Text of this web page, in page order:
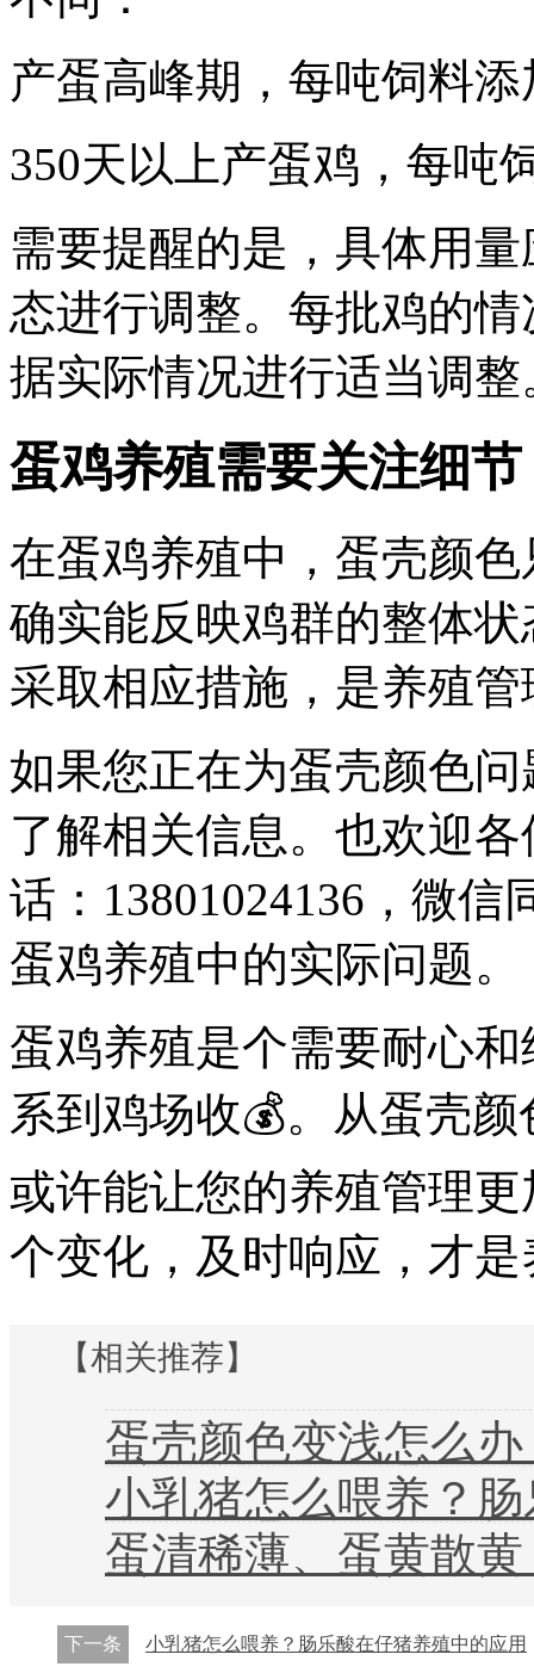
产蛋高峰期，每吨饲料
350天以上产蛋鸡，每吨
需要提醒的是，具体用
态进行调整。每批鸡的
据实际情况进行适当调
蛋鸡养殖需要关注细节
在蛋鸡养殖中，蛋壳颜
确实能反映鸡群的整体
采取相应措施，是养殖
如果您正在为蛋壳颜色
了解相关信息。也欢迎
话：13801024136，微
蛋鸡养殖中的实际问题。
蛋鸡养殖是个需要耐心
系到鸡场收💰。从蛋壳
或许能让您的养殖管理
个变化，及时响应，才
【相关推荐】
蛋壳颜色变浅怎么办？蛋壳
小乳猪怎么喂养？肠
蛋清稀薄、蛋黄散黄？蛋
下一条 小乳猪怎么喂养？肠乐酸在仔猪养殖中的应用